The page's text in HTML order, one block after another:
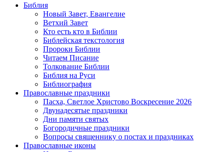
Библия
Новый Завет, Евангелие
Ветхий Завет
Кто есть кто в Библии
Библейская текстология
Пророки Библии
Читаем Писание
Толкование Библии
Библия на Руси
Библиография
Православные праздники
Пасха, Светлое Христово Воскресение 2026
Двунадесятые праздники
Дни памяти святых
Богородичные праздники
Вопросы священнику о постах и праздниках
Православные иконы